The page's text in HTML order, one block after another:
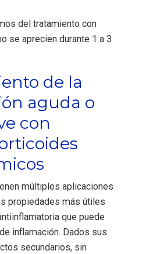
del tratamiento con
se aprecien durante 1 a 3
de la
aguda o
con
múltiples aplicaciones
propiedades más útiles
que puede
inflamación. Dados sus
secundarios, sin